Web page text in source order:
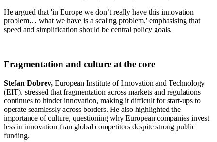
He argued that 'in Europe we don’t really have this innovation
problem… what we have is a scaling problem,' emphasising that
speed and simplification should be central policy goals.
Fragmentation and culture at the core
Stefan Dobrev, European Institute of Innovation and Technology
(EIT), stressed that fragmentation across markets and regulations
continues to hinder innovation, making it difficult for start-ups to
operate seamlessly across borders. He also highlighted the
importance of culture, questioning why European companies invest
less in innovation than global competitors despite strong public
funding.